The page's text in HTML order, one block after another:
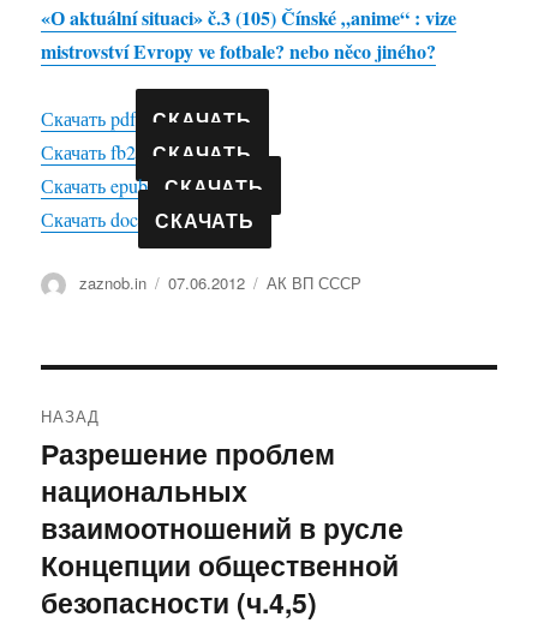
«О aktuální situaci» č.3 (105) Čínské „anime“ : vize
mistrovství Evropy ve fotbale? nebo něco jiného?
Скачать pdf СКАЧАТЬ
Скачать fb2 СКАЧАТЬ
Скачать epub СКАЧАТЬ
Скачать doc СКАЧАТЬ
Автор
zaznob.in Опубликовано
07.06.2012 Рубрики
АК ВП СССР
по
записям
НАЗАД
Предыдущая
запись:
Разрешение проблем
национальных
взаимоотношений в русле
Концепции общественной
безопасности (ч.4,5)